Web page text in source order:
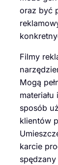
oraz być
Filmy
Mogą
sposób
klientów
karcie